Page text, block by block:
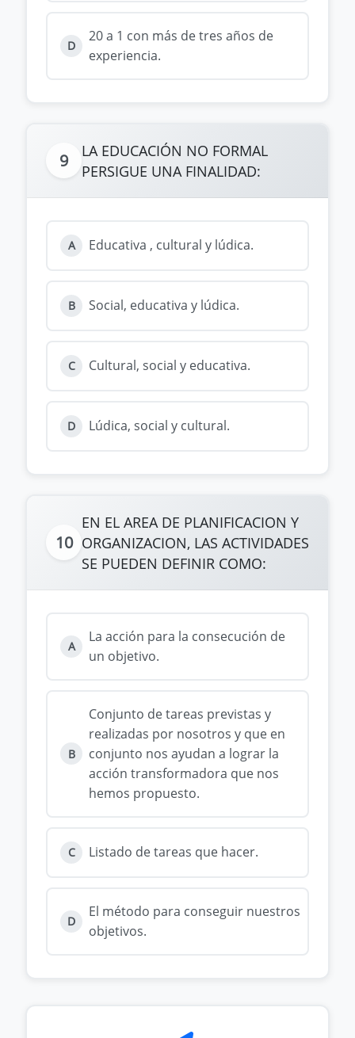
D
20 a 1 con más de tres años de
experiencia.
9
LA EDUCACIÓN NO FORMAL
PERSIGUE UNA FINALIDAD:
A Educativa , cultural y lúdica.
B Social, educativa y lúdica.
C Cultural, social y educativa.
D Lúdica, social y cultural.
10
EN EL AREA DE PLANIFICACION Y
ORGANIZACION, LAS ACTIVIDADES
SE PUEDEN DEFINIR COMO:
A
La acción para la consecución de
un objetivo.
B
Conjunto de tareas previstas y
realizadas por nosotros y que en
conjunto nos ayudan a lograr la
acción transformadora que nos
hemos propuesto.
C Listado de tareas que hacer.
D
El método para conseguir nuestros
objetivos.